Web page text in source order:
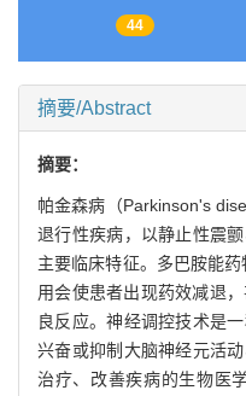
44
摘要/Abstract
摘要：
帕金森病（Parkinson's
退行性疾病，以静止性震
主要临床特征。多巴胺能
用会使患者出现药效减退
良反应。神经调控技术是
兴奋或抑制大脑神经元活
治疗、改善疾病的生物医